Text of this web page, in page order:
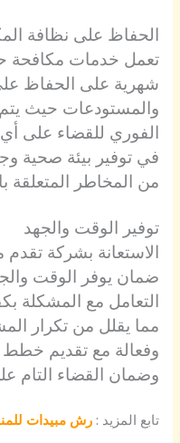
الحفاظ على نظافة
تعمل خدمات مكافحة
شهرية على الحفاظ
والمستودعات حيث
الفوري للقضاء على
في توفير بيئة صحية
من المخاطر المتعلقة
توفير الوقت والجهد
الاستعانة بشركة
ضمان يوفر الوقت
التعامل مع المشكلة
مما يقلل من تكرار
وفعالة مع تقديم خطط
وضمان القضاء التام
تابع المزيد :رش مبيدات